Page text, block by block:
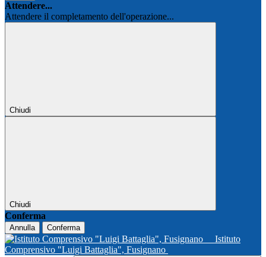
Attendere...
Attendere il completamento dell'operazione...
Chiudi
Chiudi
Conferma
Annulla Conferma
Istituto
Comprensivo "Luigi Battaglia", Fusignano